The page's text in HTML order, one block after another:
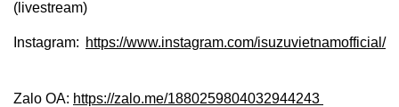
(livestream)
Instagram: https://www.instagram.com/isuzuvietnamofficial/
Zalo OA: https://zalo.me/1880259804032944243 ​